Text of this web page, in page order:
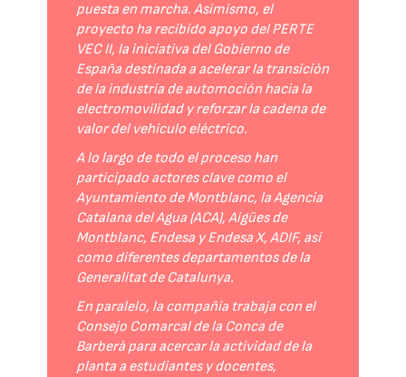
puesta en marcha. Asimismo, el
proyecto ha recibido apoyo del PERTE
VEC II, la iniciativa del Gobierno de
España destinada a acelerar la transición
de la industria de automoción hacia la
electromovilidad y reforzar la cadena de
valor del vehículo eléctrico.
A lo largo de todo el proceso han
participado actores clave como el
Ayuntamiento de Montblanc, la Agencia
Catalana del Agua (ACA), Aigües de
Montblanc, Endesa y Endesa X, ADIF, así
como diferentes departamentos de la
Generalitat de Catalunya.
En paralelo, la compañía trabaja con el
Consejo Comarcal de la Conca de
Barberà para acercar la actividad de la
planta a estudiantes y docentes,